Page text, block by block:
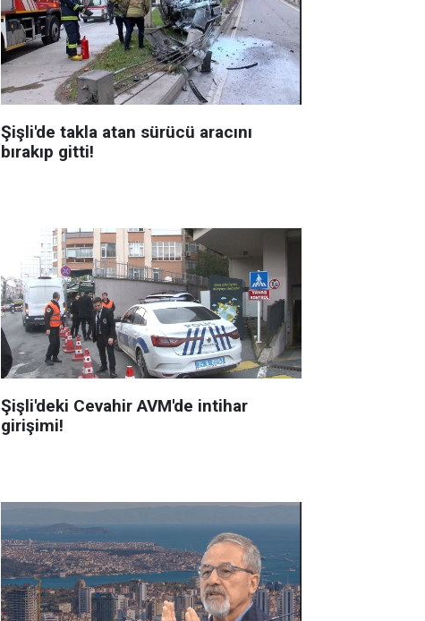
Şişli'de takla atan sürücü aracını
bırakıp gitti!
Şişli'deki Cevahir AVM'de intihar
girişimi!